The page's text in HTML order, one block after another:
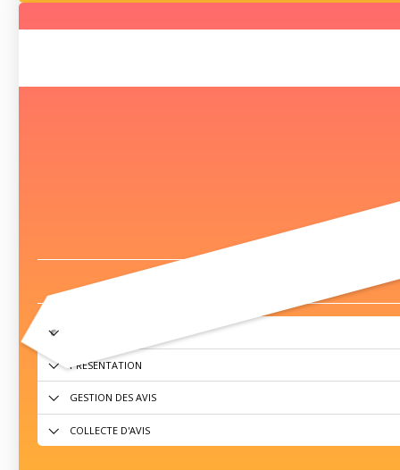
PRÉSENTATION
GESTION DES AVIS
COLLECTE D'AVIS